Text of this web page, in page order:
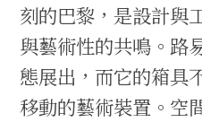
刻的巴黎，是設計與
與藝術性的共鳴。路
態展出，而它的箱具
移動的藝術裝置。空